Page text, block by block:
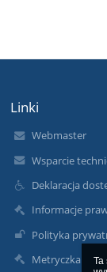
Ta
Linki
Webmaster
Wsparcie
Deklaracja
Informacje
Polityka
Metryczka